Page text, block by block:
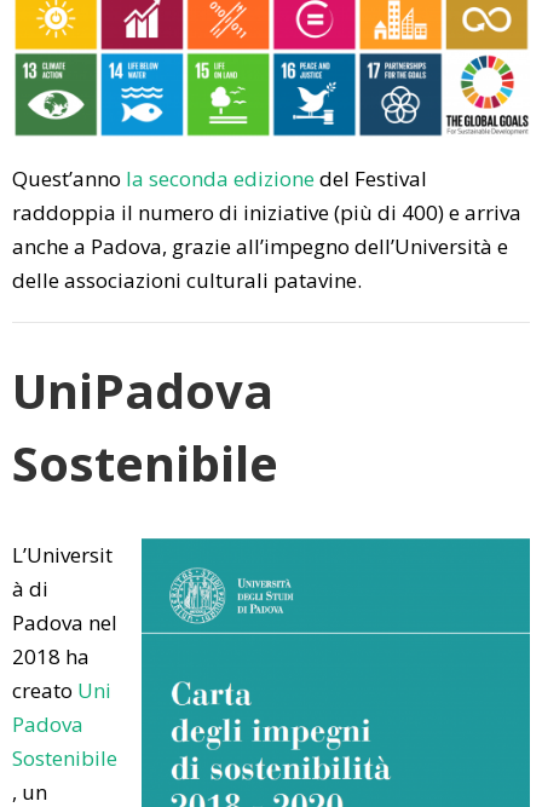
Quest’anno la seconda edizionedel Festival
raddoppia il numero di iniziative (più di 400) e arriva
anche a Padova, grazie all’impegno dell’Università e
delle associazioni culturali patavine.
UniPadova
Sostenibile
L’Universit
à di
Padova nel
2018 ha
creato Uni
Padova
Sostenibile
, un